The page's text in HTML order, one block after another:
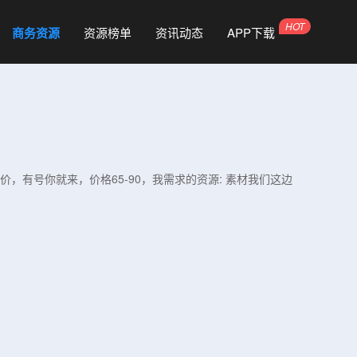
商务资源 资源榜单 资讯动态 APP下载
，有号你就来，价格65-90，我需求的资源: 素材我们这边